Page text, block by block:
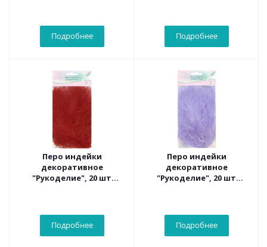
Подробнее Подробнее
Перо индейки
декоративное
"Рукоделие", 20 шт
Подробнее
Перо индейки
декоративное
"Рукоделие", 20 шт
Подробнее